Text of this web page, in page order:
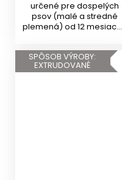
určené pre dospelých
psov (malé a stredné
plemená) od 12 mesiacov
SPÔSOB VÝROBY:
EXTRUDOVANÉ